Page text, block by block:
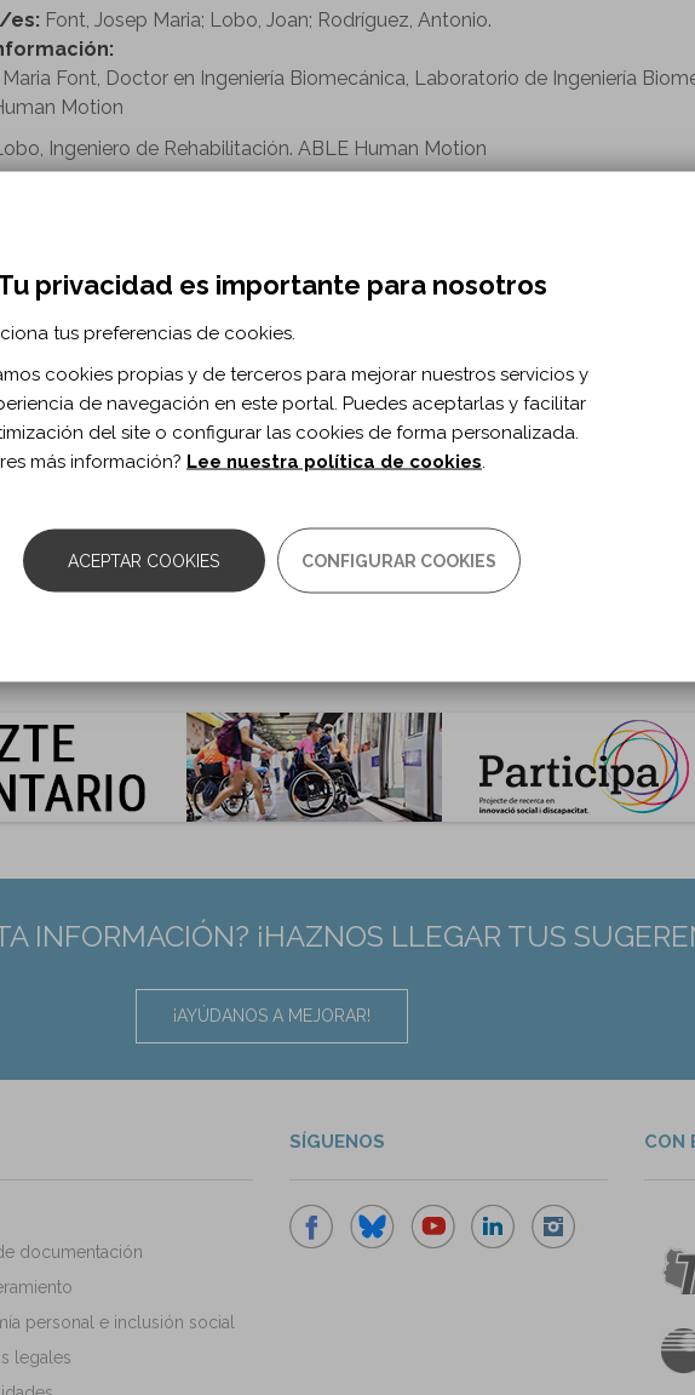
es: Font, Josep Maria; Lobo, Joan; Rodríguez, Antonio.
Font, Doctor en Ingeniería Biomecánica, Laboratorio de Ingeniería
Motion
Ingeniero de Rehabilitación. ABLE Human Motion
robótico
BIBLIOGRÁFICA
2020
INFORMACIÓN? ¡HAZNOS LLEGAR TUS
¡AYÚDANOS A MEJORAR!
documentación
personal e inclusión social
legales
SÍGUENOS CON
privacidad es importante para nosotros
tus preferencias de cookies.
cookies propias y de terceros para mejorar nuestros servicios y
de navegación en este portal. Puedes aceptarlas y facilitar
del site o configurar las cookies de forma personalizada.
más información? Lee nuestra política de cookies
ACEPTAR COOKIES CONFIGURAR COOKIES